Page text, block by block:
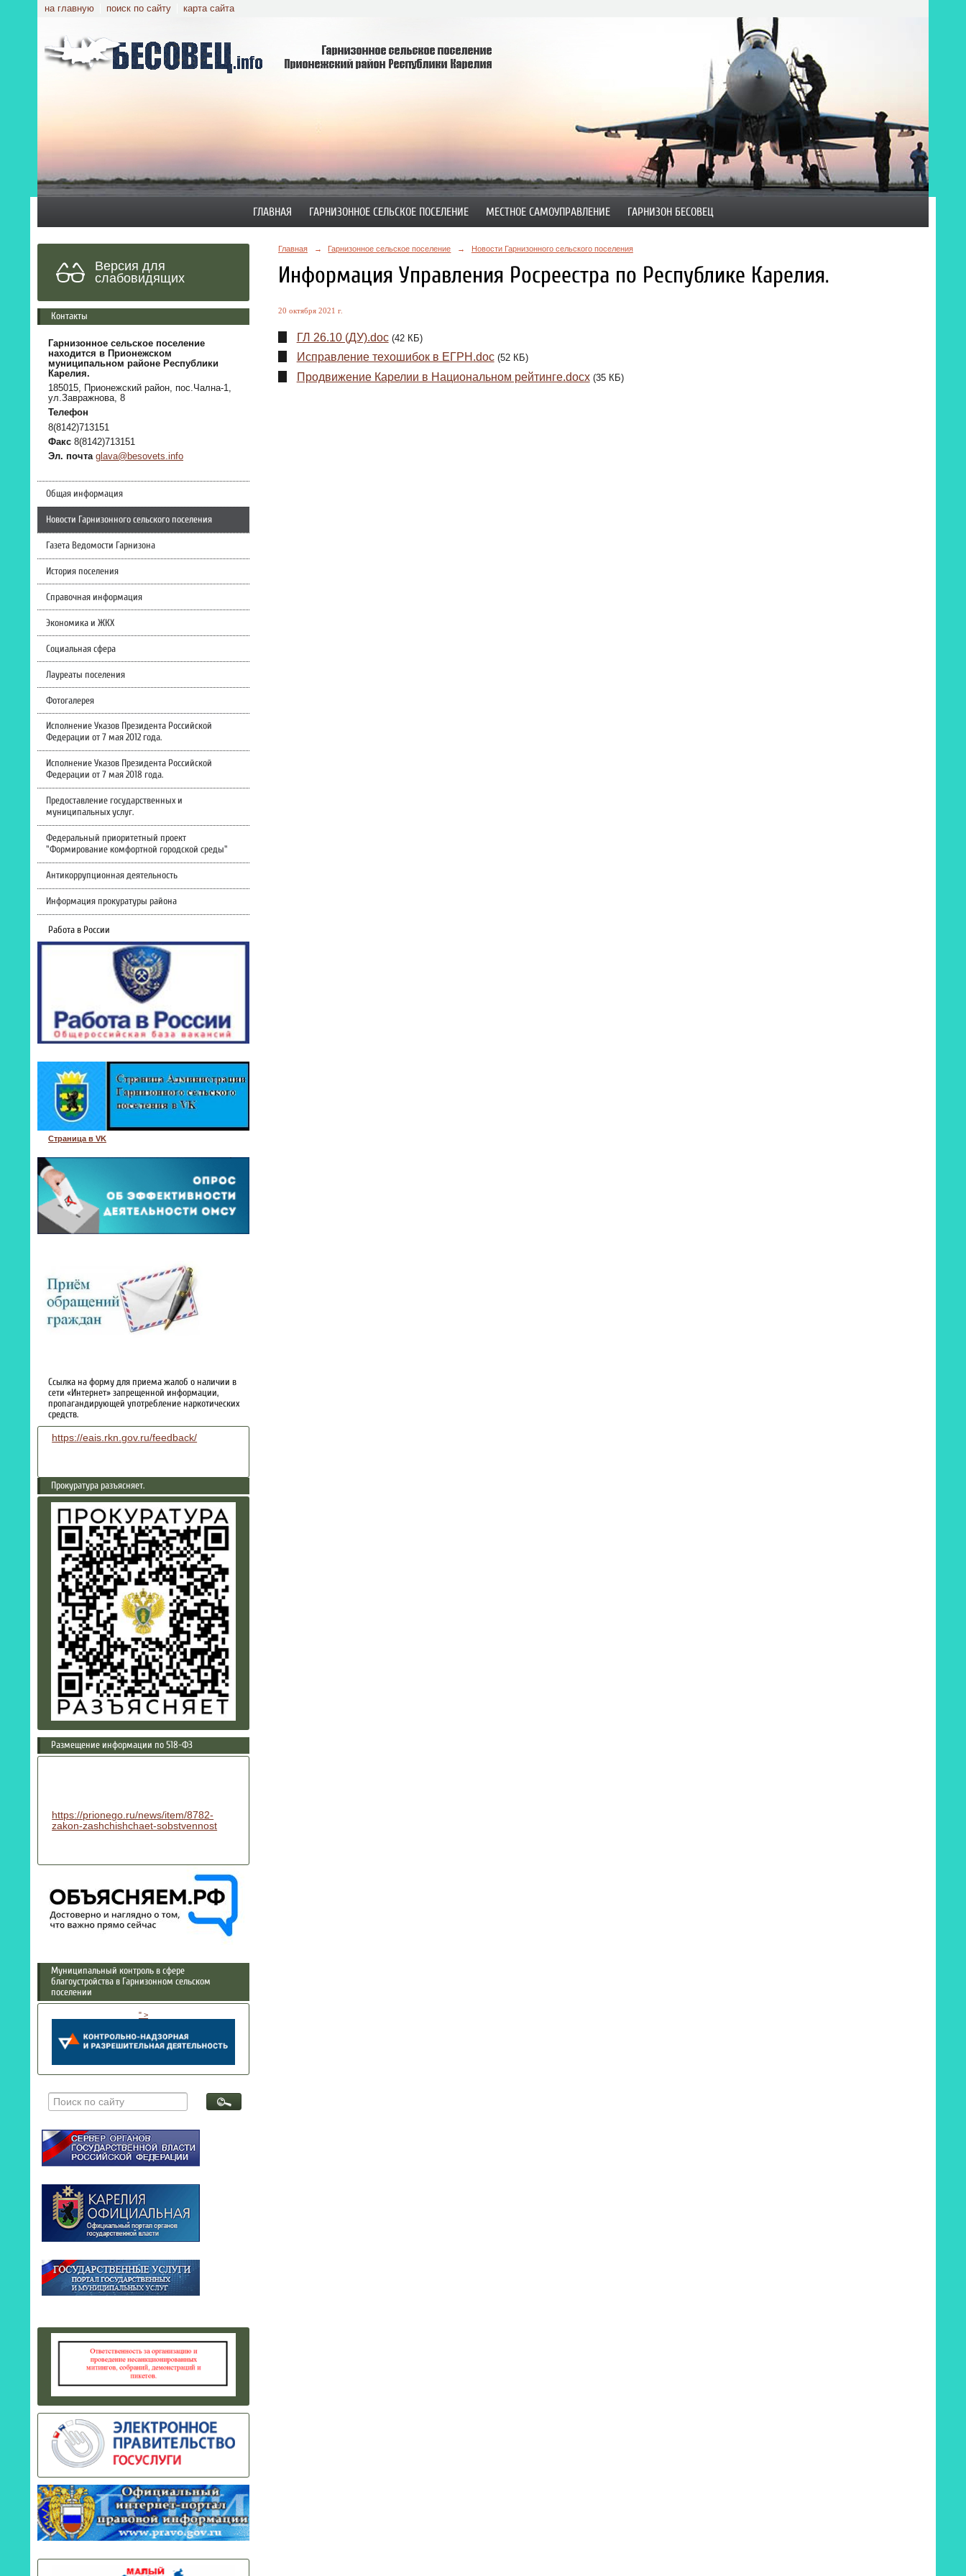
на главную поиск по сайту карта сайта
ГЛАВНАЯ ГАРНИЗОННОЕ СЕЛЬСКОЕ ПОСЕЛЕНИЕ МЕСТНОЕ САМОУПРАВЛЕНИЕ ГАРНИЗОН БЕСОВЕЦ
Версия для
слабовидящих
Контакты
Гарнизонное сельское поселение
находится в Прионежском
муниципальном районе Республики
Карелия.
185015, Прионежский район, пос.Чална-1,
ул.Завражнова, 8
Телефон
8(8142)713151
Факс 8(8142)713151
Эл. почта glava@besovets.info
Общая информация
Новости Гарнизонного сельского поселения
Газета Ведомости Гарнизона
История поселения
Справочная информация
Экономика и ЖКХ
Социальная сфера
Лауреаты поселения
Фотогалерея
Исполнение Указов Президента Российской
Федерации от 7 мая 2012 года.
Исполнение Указов Президента Российской
Федерации от 7 мая 2018 года.
Предоставление государственных и
муниципальных услуг.
Федеральный приоритетный проект
"Формирование комфортной городской среды"
Антикоррупционная деятельность
Информация прокуратуры района
Работа в России
Страница в VK
Ссылка на форму для приема жалоб о наличии в
сети «Интернет» запрещенной информации,
пропагандирующей употребление наркотических
средств.
https://eais.rkn.gov.ru/feedback/
Прокуратура разъясняет.
Размещение информации по 518-ФЗ
https://prionego.ru/news/item/8782-
zakon-zashchishchaet-sobstvennost
Муниципальный контроль в сфере
благоустройства в Гарнизонном сельском
поселении
" >
Главная → Гарнизонное сельское поселение → Новости Гарнизонного сельского поселения
Информация Управления Росреестра по Республике Карелия.
20 октября 2021 г.
ГЛ 26.10 (ДУ).doc (42 КБ)
Исправление техошибок в ЕГРН.doc (52 КБ)
Продвижение Карелии в Национальном рейтинге.docx (35 КБ)